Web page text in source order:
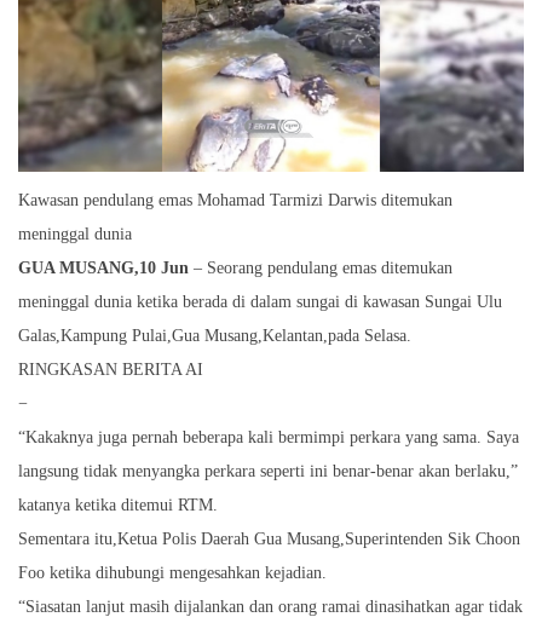
Kawasan pendulang emas Mohamad Tarmizi Darwis ditemukan
meninggal dunia
GUA MUSANG,10 Jun – Seorang pendulang emas ditemukan
meninggal dunia ketika berada di dalam sungai di kawasan Sungai Ulu
Galas,Kampung Pulai,Gua Musang,Kelantan,pada Selasa.
RINGKASAN BERITA AI
−
“Kakaknya juga pernah beberapa kali bermimpi perkara yang sama. Saya
langsung tidak menyangka perkara seperti ini benar-benar akan berlaku,”
katanya ketika ditemui RTM.
Sementara itu,Ketua Polis Daerah Gua Musang,Superintenden Sik Choon
Foo ketika dihubungi mengesahkan kejadian.
“Siasatan lanjut masih dijalankan dan orang ramai dinasihatkan agar tidak